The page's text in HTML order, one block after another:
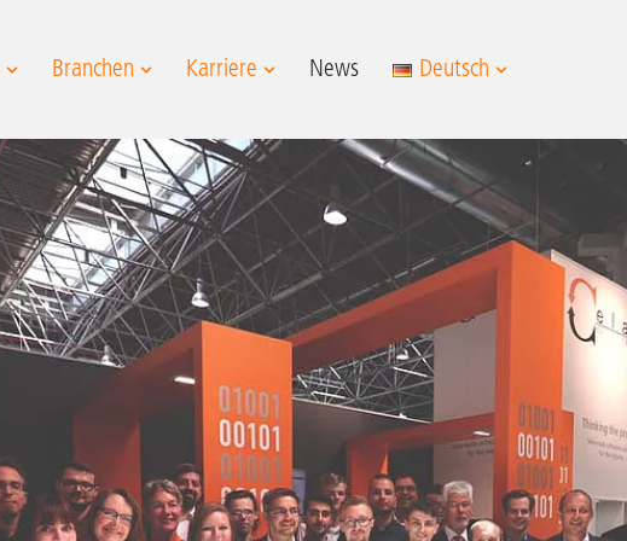
Branchen Karriere News Deutsch